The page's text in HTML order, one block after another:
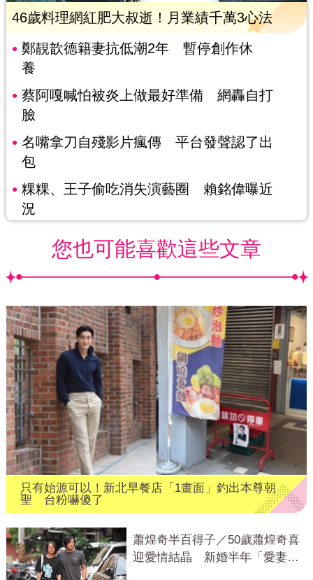
46歲料理網紅肥大叔逝！月業績千萬3心法
鄭靚歆德籍妻抗低潮2年 暫停創作休
養
蔡阿嘎喊怕被炎上做最好準備 網轟自打
臉
名嘴拿刀自殘影片瘋傳 平台發聲認了出
包
粿粿、王子偷吃消失演藝圈 賴銘偉曝近
況
您也可能喜歡這些文章
只有始源可以！新北早餐店「1畫面」釣出本尊朝
聖 台粉嚇傻了
蕭煌奇半百得子／50歲蕭煌奇喜
迎愛情結晶 新婚半年「愛妻懷